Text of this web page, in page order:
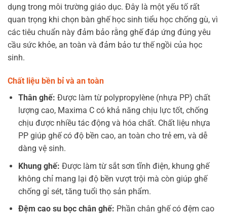
dụng trong môi trường giáo dục. Đây là một yếu tố rất
quan trọng khi chọn bàn ghế học sinh tiểu học chống gù, vì
các tiêu chuẩn này đảm bảo rằng ghế đáp ứng đúng yêu
cầu sức khỏe, an toàn và đảm bảo tư thế ngồi của học
sinh.
Chất liệu bền bỉ và an toàn
Thân ghế: Được làm từ polypropylène (nhựa PP) chất
lượng cao, Maxima C có khả năng chịu lực tốt, chống
chịu được nhiều tác động và hóa chất. Chất liệu nhựa
PP giúp ghế có độ bền cao, an toàn cho trẻ em, và dễ
dàng vệ sinh.
Khung ghế: Được làm từ sắt sơn tĩnh điện, khung ghế
không chỉ mang lại độ bền vượt trội mà còn giúp ghế
chống gỉ sét, tăng tuổi thọ sản phẩm.
Đệm cao su bọc chân ghế: Phần chân ghế có đệm cao